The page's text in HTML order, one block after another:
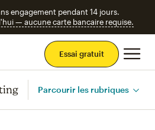
engagement pendant 14 jours.
— aucune carte bancaire requise.
Essai gratuit
Parcourir les rubriques